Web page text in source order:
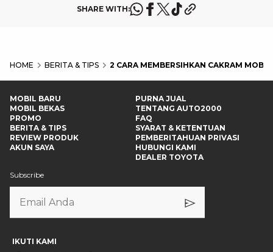
SHARE WITH:
HOME BERITA & TIPS 2 CARA MEMBERSIHKAN CAKRAM
MOBIL BARU
MOBIL BEKAS
PROMO
BERITA & TIPS
REVIEW PRODUK
AKUN SAYA
PURNA JUAL
TENTANG AUTO2000
FAQ
SYARAT & KETENTUAN
PEMBERITAHUAN PRIVASI
HUBUNGI KAMI
DEALER TOYOTA
Subscribe
IKUTI KAMI